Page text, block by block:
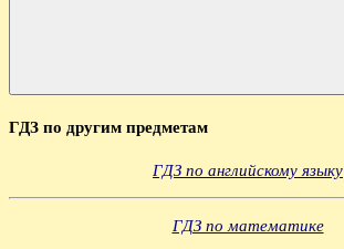
Поиск
ГДЗ по другим предметам
ГДЗ по английскому языку
ГДЗ по математике